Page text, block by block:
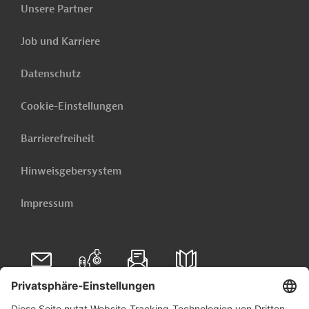
Unsere Partner
Job und Karriere
Datenschutz
Cookie-Einstellungen
Barrierefreiheit
Hinweisgebersystem
Impressum